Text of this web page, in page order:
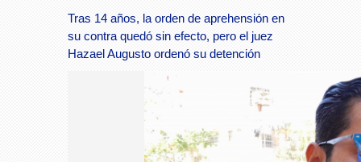
Tras 14 años, la orden de aprehensión en
su contra quedó sin efecto, pero el juez
Hazael Augusto ordenó su detención